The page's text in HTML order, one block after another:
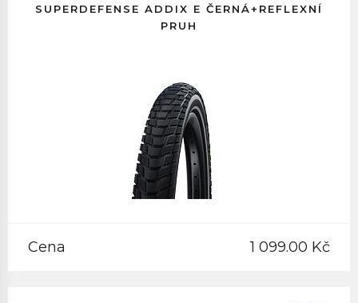
SUPERDEFENSE ADDIX E ČERNÁ+REFLEXNÍ
PRUH
Cena 1 099.00 Kč